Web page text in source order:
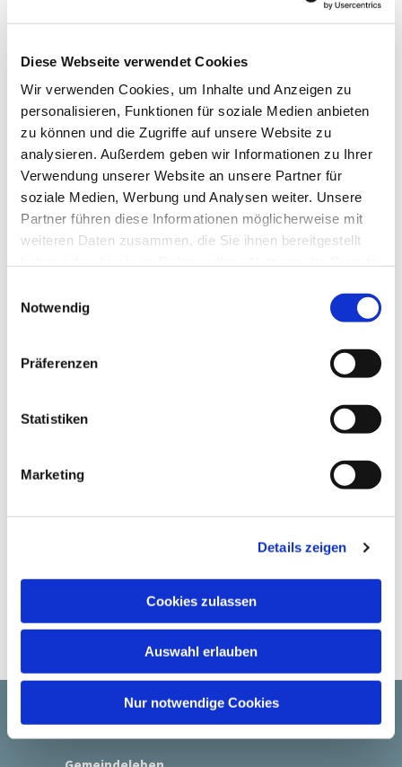
Diese Webseite verwendet Cookies
Wir verwenden Cookies, um Inhalte und Anzeigen zu
personalisieren, Funktionen für soziale Medien anbieten
zu können und die Zugriffe auf unsere Website zu
analysieren. Außerdem geben wir Informationen zu Ihrer
Verwendung unserer Website an unsere Partner für
soziale Medien, Werbung und Analysen weiter. Unsere
Partner führen diese Informationen möglicherweise mit
weiteren Daten zusammen, die Sie ihnen bereitgestellt
h
Notwendig
Präferenzen
Statistiken
Marketing
Details zeigen
Cookies zulassen
Auswahl erlauben
Nur notwendige Cookies
Dies könnte Sie auch
interessieren
Startseite